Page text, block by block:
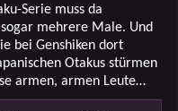
Serie muss da
mehrere Male. Und
bei Genshiken dort
Otakus stürmen
armen, armen Leute…